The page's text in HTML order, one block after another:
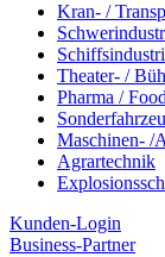
Kran- /
Theater- /
Pharma / Food
Maschinen- /
Agrartechnik
Kunden-Login
Business-Partner